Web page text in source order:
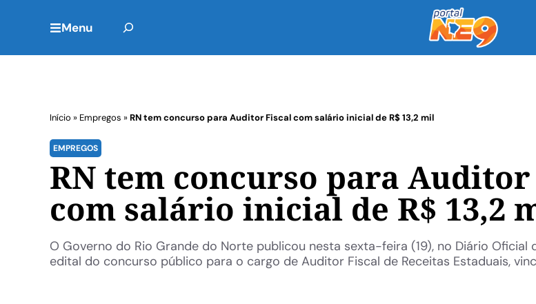
Menu
Início » Empregos »RN tem concurso para Auditor Fiscal com salário inicial de R$ 13,2 mil
EMPREGOS
RN tem concurso para
com salário inicial de R$ 13,2
O Governo do Rio Grande do Norte publicou nesta sexta-feira (19), no Diário Oficial
edital do concurso público para o cargo de Auditor Fiscal de Receitas Estaduais,